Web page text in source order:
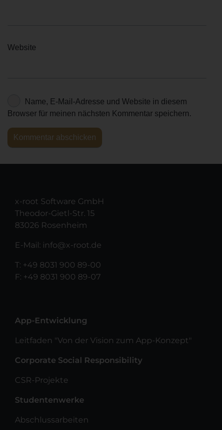
Website
Name, E-Mail-Adresse und Website in diesem
Browser für meinen nächsten Kommentar speichern.
x-root Software GmbH
Theodor-Gietl-Str. 15
83026 Rosenheim
E-Mail: info@x-root.de
T: +49 8031 900 89-00
F: +49 8031 900 89-07
App-Entwicklung
Leitfaden "Von der Vision zum App-Konzept"
Corporate Social Responsibility
CSR-Projekte
Studentenwerke
Abschlussarbeiten